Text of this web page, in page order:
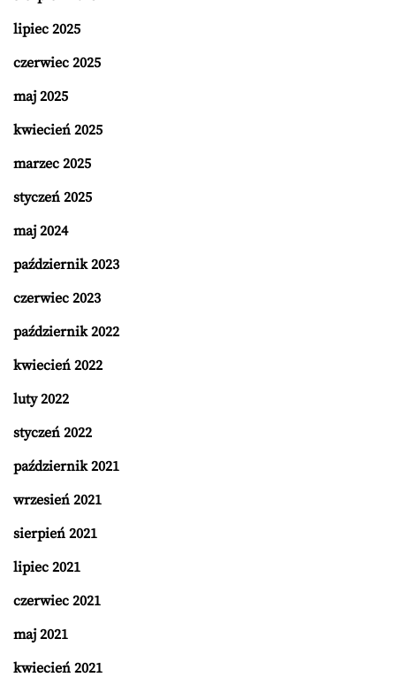
lipiec 2025
czerwiec 2025
maj 2025
kwiecień 2025
marzec 2025
styczeń 2025
maj 2024
październik 2023
czerwiec 2023
październik 2022
kwiecień 2022
luty 2022
styczeń 2022
październik 2021
wrzesień 2021
sierpień 2021
lipiec 2021
czerwiec 2021
maj 2021
kwiecień 2021